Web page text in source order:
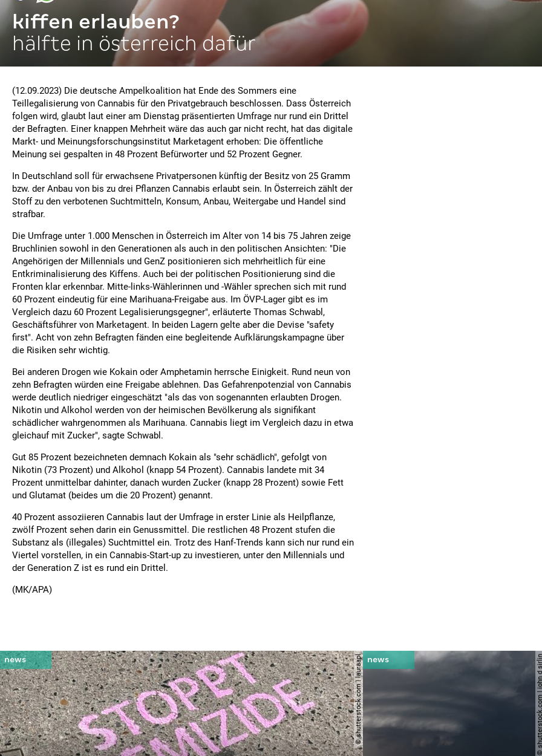
kiffen erlauben?
hälfte in österreich dafür
(12.09.2023) Die deutsche Ampelkoalition hat Ende des Sommers eine
Teillegalisierung von Cannabis für den Privatgebrauch beschlossen. Dass Österreich
folgen wird, glaubt laut einer am Dienstag präsentierten Umfrage nur rund ein Drittel
der Befragten. Einer knappen Mehrheit wäre das auch gar nicht recht, hat das digitale
Markt- und Meinungsforschungsinstitut Marketagent erhoben: Die öffentliche
Meinung sei gespalten in 48 Prozent Befürworter und 52 Prozent Gegner.
In Deutschland soll für erwachsene Privatpersonen künftig der Besitz von 25 Gramm
bzw. der Anbau von bis zu drei Pflanzen Cannabis erlaubt sein. In Österreich zählt der
Stoff zu den verbotenen Suchtmitteln, Konsum, Anbau, Weitergabe und Handel sind
strafbar.
Die Umfrage unter 1.000 Menschen in Österreich im Alter von 14 bis 75 Jahren zeige
Bruchlinien sowohl in den Generationen als auch in den politischen Ansichten: "Die
Angehörigen der Millennials und GenZ positionieren sich mehrheitlich für eine
Entkriminalisierung des Kiffens. Auch bei der politischen Positionierung sind die
Fronten klar erkennbar. Mitte-links-Wählerinnen und -Wähler sprechen sich mit rund
60 Prozent eindeutig für eine Marihuana-Freigabe aus. Im ÖVP-Lager gibt es im
Vergleich dazu 60 Prozent Legalisierungsgegner", erläuterte Thomas Schwabl,
Geschäftsführer von Marketagent. In beiden Lagern gelte aber die Devise "safety
first". Acht von zehn Befragten fänden eine begleitende Aufklärungskampagne über
die Risiken sehr wichtig.
Bei anderen Drogen wie Kokain oder Amphetamin herrsche Einigkeit. Rund neun von
zehn Befragten würden eine Freigabe ablehnen. Das Gefahrenpotenzial von Cannabis
werde deutlich niedriger eingeschätzt "als das von sogenannten erlaubten Drogen.
Nikotin und Alkohol werden von der heimischen Bevölkerung als signifikant
schädlicher wahrgenommen als Marihuana. Cannabis liegt im Vergleich dazu in etwa
gleichauf mit Zucker", sagte Schwabl.
Gut 85 Prozent bezeichneten demnach Kokain als "sehr schädlich", gefolgt von
Nikotin (73 Prozent) und Alkohol (knapp 54 Prozent). Cannabis landete mit 34
Prozent unmittelbar dahinter, danach wurden Zucker (knapp 28 Prozent) sowie Fett
und Glutamat (beides um die 20 Prozent) genannt.
40 Prozent assoziieren Cannabis laut der Umfrage in erster Linie als Heilpflanze,
zwölf Prozent sehen darin ein Genussmittel. Die restlichen 48 Prozent stufen die
Substanz als (illegales) Suchtmittel ein. Trotz des Hanf-Trends kann sich nur rund ein
Viertel vorstellen, in ein Cannabis-Start-up zu investieren, unter den Millennials und
der Generation Z ist es rund ein Drittel.
(MK/APA)
© shutterstock.com | lauraapl ©